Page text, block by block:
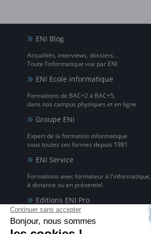
ENI Blog
Actualités, interviews, dossiers…
Toute l’informatique vue par ENI
ENI Ecole informatique
Formations de BAC+2 à BAC+5,
dans nos campus physiques et en ligne
Groupe ENI
Expert de la formation informatique
sous toutes ses formes depuis 1981
ENI Service
Formations avec formateur à l'informatique,
à distance ou en présentiel
Editions ENI Pro
pour les organismes de formation